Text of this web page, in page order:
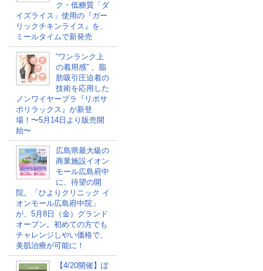
ク・低糖質「ダ
イズライス」使用の『ガー
リックチキンライス』を、
ミールタイムで新発売
“ワンランク上
の着用感” 、脂
肪吸引圧迫着の
技術を応用した
ノンワイヤーブラ『リポサ
ポリラックス』が新登
場！〜5月14日より販売開
始〜
広島県最大級の
商業施設イオン
モール広島府中
に、待望の開
院。「ひよりクリニック イ
オンモール広島府中院」
が、5月8日（金）グランド
オープン。初めての方でも
チャレンジしやい価格で、
美肌治療が可能に！
【4/20開催】ぽ